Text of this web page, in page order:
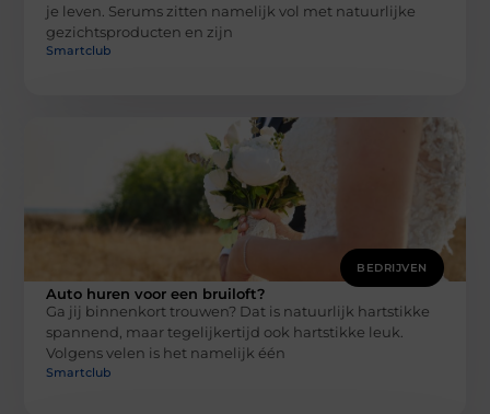
je leven. Serums zitten namelijk vol met natuurlijke
gezichtsproducten en zijn
Smartclub
BEDRIJVEN
Auto huren voor een bruiloft?
Ga jij binnenkort trouwen? Dat is natuurlijk hartstikke
spannend, maar tegelijkertijd ook hartstikke leuk.
Volgens velen is het namelijk één
Smartclub